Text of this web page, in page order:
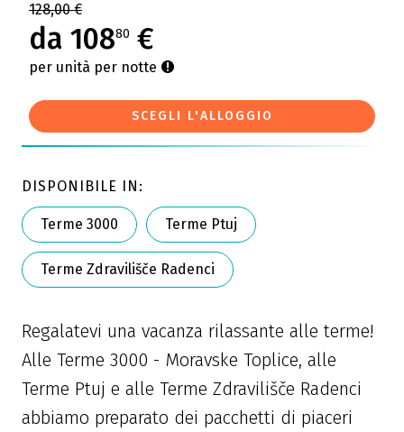
128,00 €
da 10880 €
per unità per notte
SCEGLI L'ALLOGGIO
DISPONIBILE IN:
Terme 3000 Terme Ptuj
Terme Zdravilišče Radenci
Regalatevi una vacanza rilassante alle terme!
Alle Terme 3000 - Moravske Toplice, alle
Terme Ptuj e alle Terme Zdravilišče Radenci
abbiamo preparato dei pacchetti di piaceri